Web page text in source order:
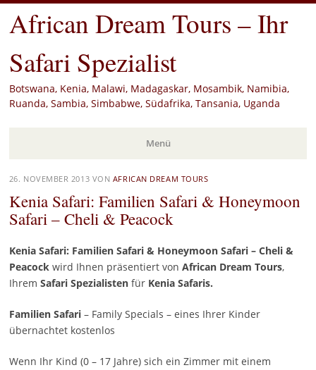
African Dream Tours – Ihr
Safari Spezialist
Botswana, Kenia, Malawi, Madagaskar, Mosambik, Namibia,
Ruanda, Sambia, Simbabwe, Südafrika, Tansania, Uganda
Menü
Zum
Inhalt
springen
26. NOVEMBER 2013 VON AFRICAN DREAM TOURS
Kenia Safari: Familien Safari & Honeymoon
Safari – Cheli & Peacock
Kenia Safari: Familien Safari & Honeymoon Safari – Cheli &
Peacockwird Ihnen präsentiert von African Dream Tours,
Ihrem Safari Spezialistenfür Kenia Safaris.
Familien Safari– Family Specials – eines Ihrer Kinder
übernachtet kostenlos
Wenn Ihr Kind (0 – 17 Jahre) sich ein Zimmer mit einem